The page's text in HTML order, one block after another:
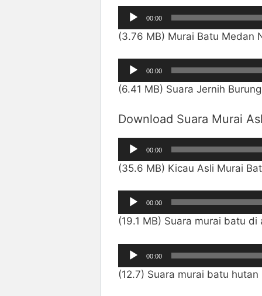
Pemutar
Audio
00:00
(3.76 MB) Murai Batu Medan
Pemutar
Audio
00:00
(6.41 MB) Suara Jernih
Download Suara Murai
Pemutar
Audio
00:00
(35.6 MB) Kicau Asli Murai
Pemutar
Audio
00:00
(19.1 MB) Suara murai batu di
Pemutar
Audio
00:00
(12.7) Suara murai batu hutan